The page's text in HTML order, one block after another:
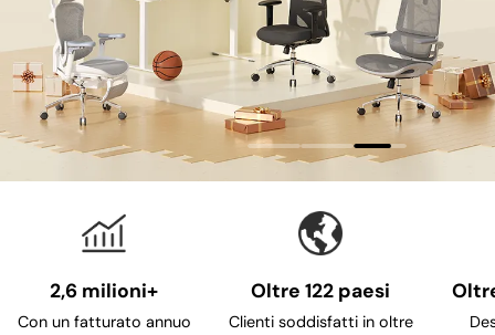
2,6 milioni+
Con un fatturato annuo
Oltre 122 paesi
Clienti soddisfatti in oltre